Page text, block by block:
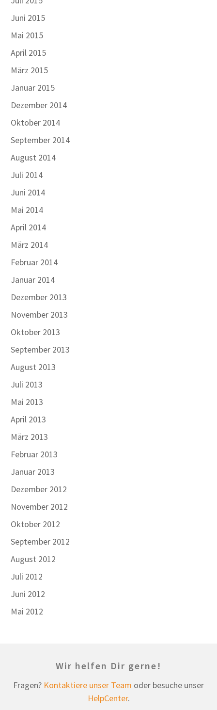
Juni 2015
Mai 2015
April 2015
März 2015
Januar 2015
Dezember 2014
Oktober 2014
September 2014
August 2014
Juli 2014
Juni 2014
Mai 2014
April 2014
März 2014
Februar 2014
Januar 2014
Dezember 2013
November 2013
Oktober 2013
September 2013
August 2013
Juli 2013
Mai 2013
April 2013
März 2013
Februar 2013
Januar 2013
Dezember 2012
November 2012
Oktober 2012
September 2012
August 2012
Juli 2012
Juni 2012
Mai 2012
Wir helfen Dir gerne!
Fragen? Kontaktiere unser Team oder besuche unser
HelpCenter.